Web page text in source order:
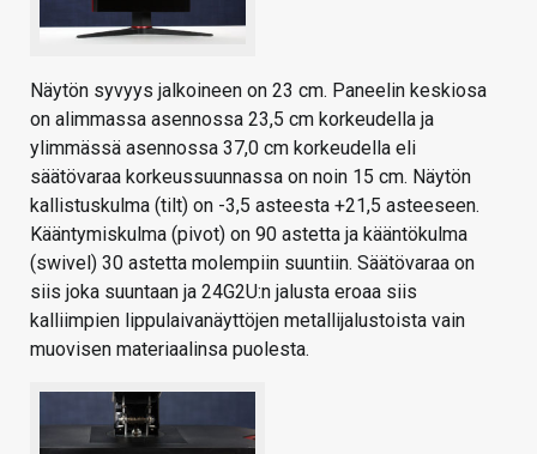
Näytön syvyys jalkoineen on 23 cm. Paneelin keskiosa
on alimmassa asennossa 23,5 cm korkeudella ja
ylimmässä asennossa 37,0 cm korkeudella eli
säätövaraa korkeussuunnassa on noin 15 cm. Näytön
kallistuskulma (tilt) on -3,5 asteesta +21,5 asteeseen.
Kääntymiskulma (pivot) on 90 astetta ja kääntökulma
(swivel) 30 astetta molempiin suuntiin. Säätövaraa on
siis joka suuntaan ja 24G2U:n jalusta eroaa siis
kalliimpien lippulaivanäyttöjen metallijalustoista vain
muovisen materiaalinsa puolesta.